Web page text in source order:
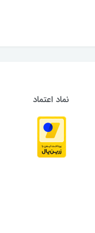
نماد اعتماد